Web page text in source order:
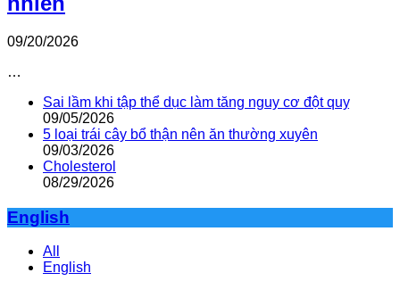
09/20/2026
…
Sai lầm khi tập thể dục làm tăng nguy cơ đột quỵ
09/05/2026
5 loại trái cây bổ thận nên ăn thường xuyên
09/03/2026
Cholesterol
08/29/2026
English
All
English